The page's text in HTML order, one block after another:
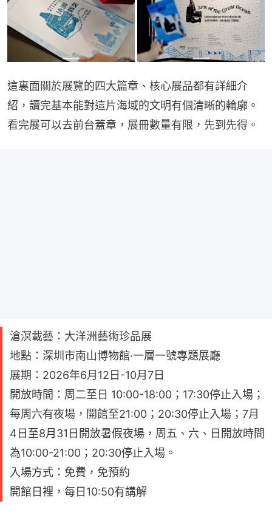
這裏面關於展覽的四大篇章、核心展品都有詳細介
紹，讀完基本能對這片海域的文明有個清晰的輪廓。
看完展可以去前台蓋章，展冊數量有限，先到先得。
滄溟載藝：大洋洲藝術珍品展
地點：深圳市南山博物館·一層一號專題展廳
展期：2026年6月12日-10月7日
開放時間：周二至日 10:00-18:00；17:30停止入場；
每周六有夜場，開館至21:00；20:30停止入場；7月
4日至8月31日開放暑假夜場，周五、六、日開放時間
為10:00-21:00；20:30停止入場。
入場方式：免費，免預約
開館日裡，每日10:50有講解